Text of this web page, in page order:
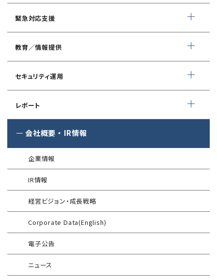
CSIRT構築／運用支援
インシデント初動対応準備支援
Shift Left コンサルティング
プレリミナリーサーベイ
「サプライチェーン強化に向けたセキュリティ対策評価制度」
運用開始に備えた事前対策支援サービス
インシデント対応訓練
インシデント対応訓練シミュレーター
情報セキュリティリスクアセスメント
ネットワーク脆弱性診断
IoTセキュリティ診断
クラウドセキュリティ設定診断
アタックサーフェス調査
SQAT with Swift Delivery
デイリー自動脆弱性診断
WEBサイトコンテンツ改ざん検知
緊急対応支援
デジタルフォレンジック
緊急対応サービス
教育／情報提供
セキュリスト（SecuriST）
EC-Council
（セキュリティエンジニア養成講座）
セキュリティ運用
マネージドセキュリティサービス (MSS)
Managed Security Service for AWS
WAF運用
G-MDR
インターネット分離クラウド
SIEM運用／分析
Splunk自動遮断連携
エンドポイントセキュリティ EDR-MSS
レポート
SQAT セキュリティレポート
SQAT®情報セキュリティ瓦版
導入事例
技術情報／コラム
会社概要 ・ IR情報
企業情報
IR情報
経営ビジョン・成長戦略
Corporate Data(English)
電子公告
ニュース